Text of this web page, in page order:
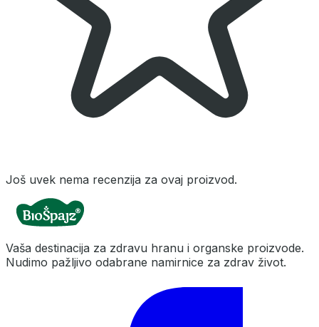
Još uvek nema recenzija za ovaj proizvod.
Vaša destinacija za zdravu hranu i organske proizvode.
Nudimo pažljivo odabrane namirnice za zdrav život.